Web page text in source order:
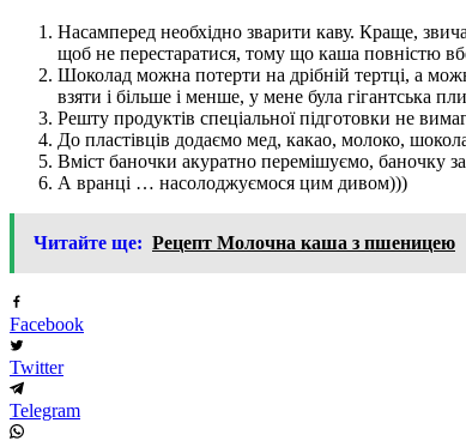
Насамперед необхідно зварити каву. Краще,
щоб не перестаратися, тому що каша повністю
Шоколад можна потерти на дрібній тертці, а
взяти і більше і менше, у мене була гігантська
Решту продуктів спеціальної підготовки не
До пластівців додаємо мед, какао, молоко,
Вміст баночки акуратно перемішуємо, баночку
А вранці … насолоджуємося цим дивом)))
Читайте ще: Рецепт Молочна каша з пшеницею
Facebook
Twitter
Telegram